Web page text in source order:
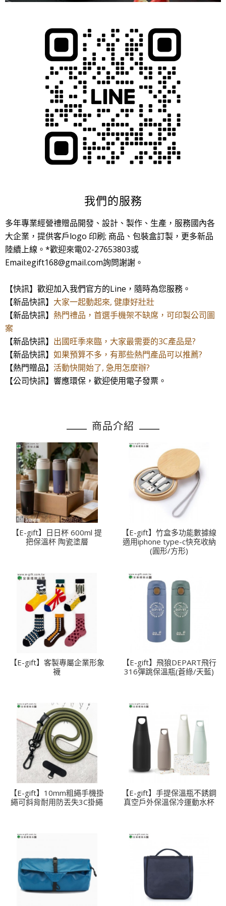
我們的服務
多年專業經營禮贈品開發、設計、製作、生產，服務國內各
大企業，提供客戶logo 印刷; 商品、包裝盒訂製，更多新品
陸續上線。*歡迎來電02-27653803或
Email:egift168@gmail.com詢問謝謝。
【快訊】歡迎加入我們官方的Line，隨時為您服務。
【新品快訊】 大家一起動起來, 健康好壯壯
【新品快訊】 熱門禮品，首選手機架不缺席，可印製公司圖
案
【新品快訊】 出國旺季來臨，大家最需要的3C產品是?
【新品快訊】 如果預算不多，有那些熱門產品可以推薦?
【熱門贈品】 活動快開始了, 急用怎麼辦?
【公司快訊】響應環保，歡迎使用電子發票。
商品介紹
【E-gift】日日杯 600ml 提
把保溫杯 陶瓷塗層
【E-gift】竹盒多功能數據線
適用iphone type-c快充收納
(圓形/方形)
【E-gift】客製專屬企業形象
襪
【E-gift】飛狼DEPART飛行
316彈跳保溫瓶(蒼綠/天藍)
【E-gift】10mm粗繩手機掛
繩可斜背耐用防丟失3C掛繩
【E-gift】手提保溫瓶不銹鋼
真空戶外保溫保冷運動水杯